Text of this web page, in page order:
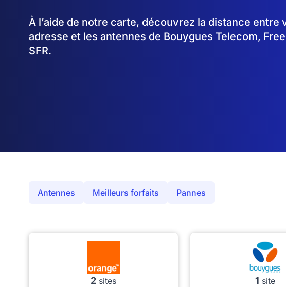
À l’aide de notre carte, découvrez la distance entre
adresse et les antennes de Bouygues Telecom,
SFR.
Antennes Meilleurs forfaits Pannes
2 sites 1 site